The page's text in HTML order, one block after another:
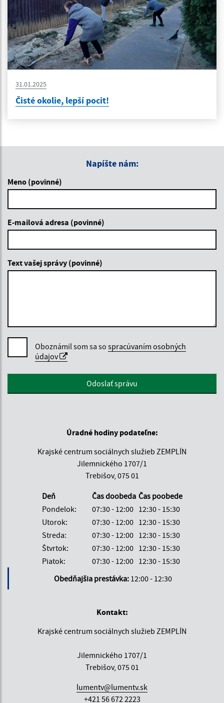
31.01.2025
Čisté okolie, lepší pocit!
Napíšte nám:
Meno (povinné)
E-mailová adresa (povinné)
Text vašej správy (povinné)
Oboznámil som sa so spracúvaním osobných
údajov
Google reCaptcha ResponseOdoslať správu
Úradné hodiny podateľne:
Krajské centrum sociálnych služieb ZEMPLÍN
Jilemnického 1707/1
Trebišov, 075 01
Deň Čas doobeda Čas poobede
Pondelok:
07:30 - 12:00 12:30 - 15:30
Utorok:
07:30 - 12:00 12:30 - 15:30
Streda:
07:30 - 12:00 12:30 - 15:30
Štvrtok:
07:30 - 12:00 12:30 - 15:30
Piatok:
07:30 - 12:00 12:30 - 15:30
Obedňajšia prestávka: 12:00 - 12:30
Kontakt:
Krajské centrum sociálnych služieb ZEMPLÍN
Jilemnického 1707/1
Trebišov, 075 01
lumentv@lumentv.sk
+421 56 672 2223